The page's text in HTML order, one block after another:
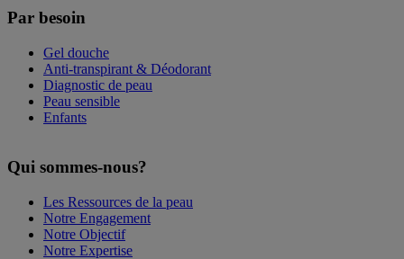
Par besoin
Gel douche
Anti-transpirant & Déodorant
Diagnostic de peau
Peau sensible
Enfants
Qui sommes-nous?
Les Ressources de la peau
Notre Engagement
Notre Objectif
Notre Expertise